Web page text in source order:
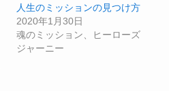
人生のミッションの見つけ方
2020年1月30日
魂のミッション、ヒーローズ
ジャーニー